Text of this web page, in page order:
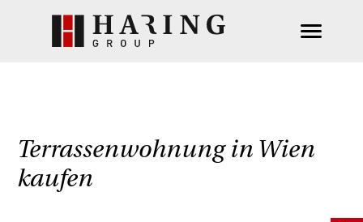
Terrassenwohnung in Wien
kaufen